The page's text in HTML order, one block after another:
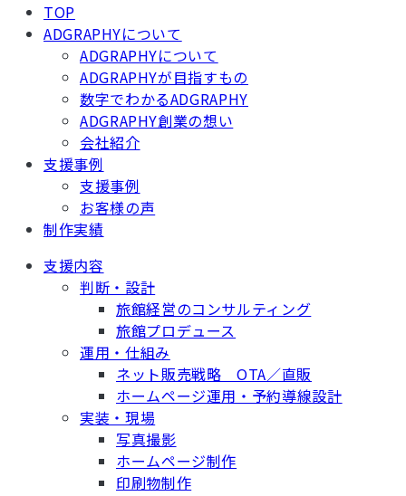
TOP
ADGRAPHYについて
ADGRAPHYについて
ADGRAPHYが目指すもの
数字でわかるADGRAPHY
ADGRAPHY創業の想い
会社紹介
支援事例
支援事例
お客様の声
制作実績
支援内容
判断・設計
旅館経営のコンサルティング
旅館プロデュース
運用・仕組み
ネット販売戦略 OTA／直販
ホームページ運用・予約導線設計
実装・現場
写真撮影
ホームページ制作
印刷物制作